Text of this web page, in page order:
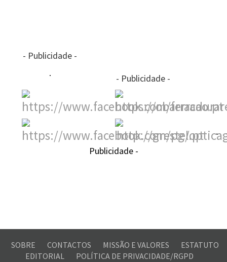
- Publicidade -
- Publicidade -
-
Publicidade -
SOBRE CONTACTOS MISSÃO E VALORES
ESTATUTO
EDITORIAL
POLÍTICA DE PRIVACIDADE/RGPD